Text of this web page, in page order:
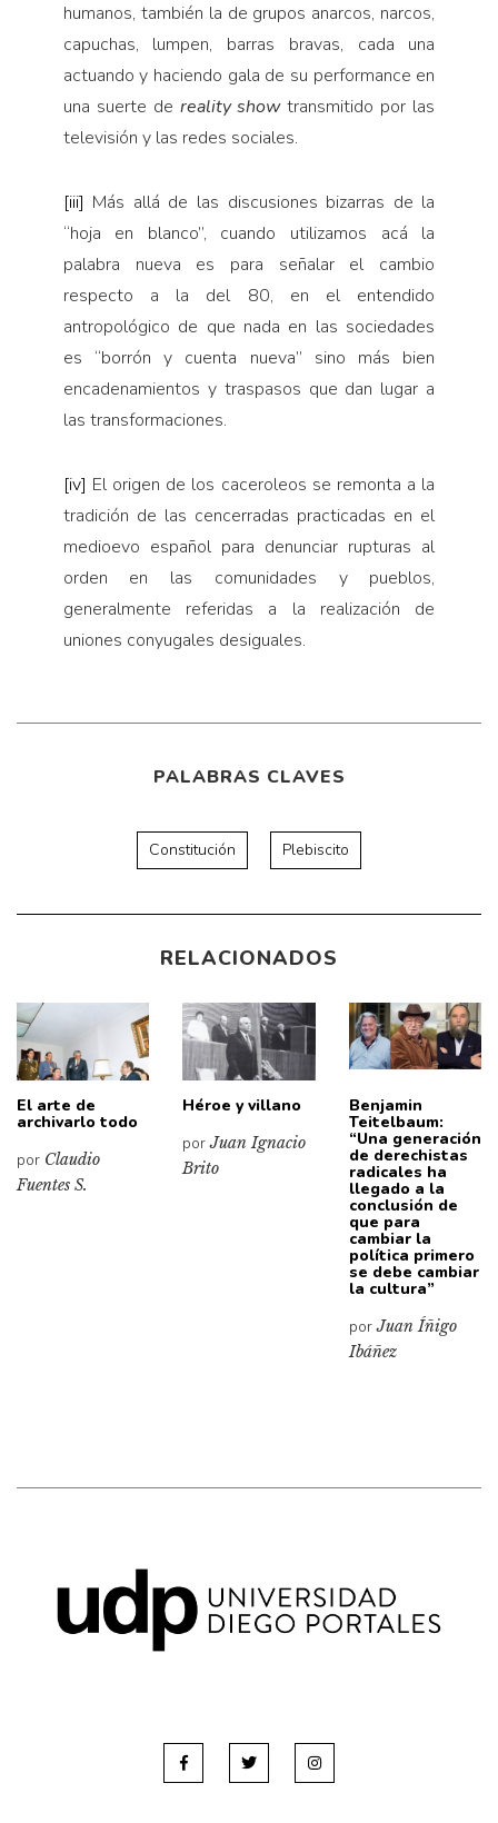
humanos, también la de grupos anarcos, narcos,
capuchas, lumpen, barras bravas, cada una
actuando y haciendo gala de su performance en
una suerte de reality showtransmitido por las
televisión y las redes sociales.
[iii] Más allá de las discusiones bizarras de la
“hoja en blanco”, cuando utilizamos acá la
palabra nueva es para señalar el cambio
respecto a la del 80, en el entendido
antropológico de que nada en las sociedades
es “borrón y cuenta nueva” sino más bien
encadenamientos y traspasos que dan lugar a
las transformaciones.
[iv] El origen de los caceroleos se remonta a la
tradición de las cencerradas practicadas en el
medioevo español para denunciar rupturas al
orden en las comunidades y pueblos,
generalmente referidas a la realización de
uniones conyugales desiguales.
PALABRAS CLAVES
Constitución Plebiscito
RELACIONADOS
El arte de
archivarlo todo
por Claudio
Fuentes S.
Héroe y villano
porJuan Ignacio
Brito
Benjamin
Teitelbaum:
“Una generación
de derechistas
radicales ha
llegado a la
conclusión de
que para
cambiar la
política primero
se debe cambiar
la cultura”
porJuan Íñigo
Ibáñez